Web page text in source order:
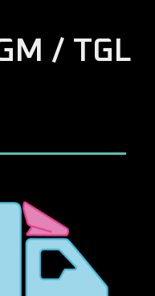
/ TGL